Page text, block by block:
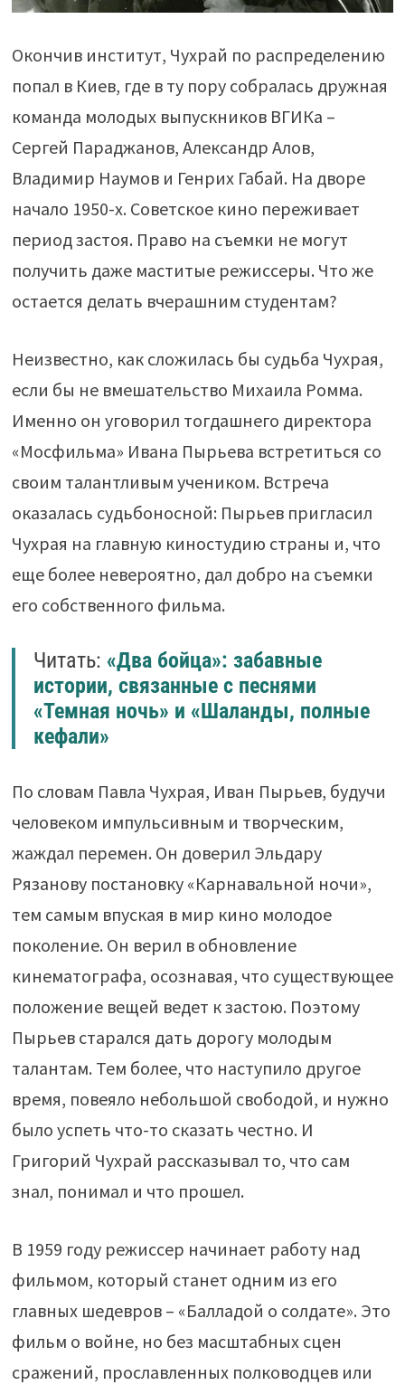
Окончив институт, Чухрай по распределению
попал в Киев, где в ту пору собралась дружная
команда молодых выпускников ВГИКа –
Сергей Параджанов, Александр Алов,
Владимир Наумов и Генрих Габай. На дворе
начало 1950-х. Советское кино переживает
период застоя. Право на съемки не могут
получить даже маститые режиссеры. Что же
остается делать вчерашним студентам?
Неизвестно, как сложилась бы судьба Чухрая,
если бы не вмешательство Михаила Ромма.
Именно он уговорил тогдашнего директора
«Мосфильма» Ивана Пырьева встретиться со
своим талантливым учеником. Встреча
оказалась судьбоносной: Пырьев пригласил
Чухрая на главную киностудию страны и, что
еще более невероятно, дал добро на съемки
его собственного фильма.
Читать: «Два бойца»: забавные
истории, связанные с песнями
«Темная ночь» и «Шаланды, полные
кефали»
По словам Павла Чухрая, Иван Пырьев, будучи
человеком импульсивным и творческим,
жаждал перемен. Он доверил Эльдару
Рязанову постановку «Карнавальной ночи»,
тем самым впуская в мир кино молодое
поколение. Он верил в обновление
кинематографа, осознавая, что существующее
положение вещей ведет к застою. Поэтому
Пырьев старался дать дорогу молодым
талантам. Тем более, что наступило другое
время, повеяло небольшой свободой, и нужно
было успеть что-то сказать честно. И
Григорий Чухрай рассказывал то, что сам
знал, понимал и что прошел.
В 1959 году режиссер начинает работу над
фильмом, который станет одним из его
главных шедевров – «Балладой о солдате». Это
фильм о войне, но без масштабных сцен
сражений, прославленных полководцев или